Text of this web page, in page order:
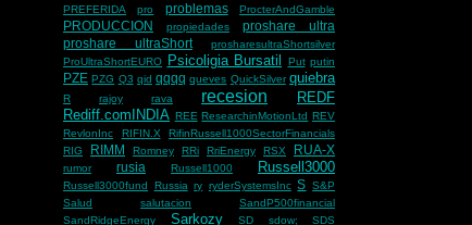
PREFERIDA
pro problemas ProcterAndGamble
PRODUCCION propiedades
proshare ultra
proshare ultraShort
prosharesultraShortsilver
ProUltraShortEURO
Psicoligia Bursatil Put putin
PZE PZG Q3 qid qqqq queves QuickSilver quiebra
R rajoy rava recesion
REDF
Rediff.comINDIA REE ResearchinMotionLtd
REV
RevlonInc
RIFIN.X
RifinRussell1000SectorFinancials
RIG
RIMM Romney RRi RriEnergy RSX RUA-X
rumor rusia Russell1000 Russell3000
Russell3000fund Russia ry ryderSystemsInc S S&P
Salud
salutacion
SandP500financial
SandRidgeEnergy
Sarkozy SD sdow; SDS